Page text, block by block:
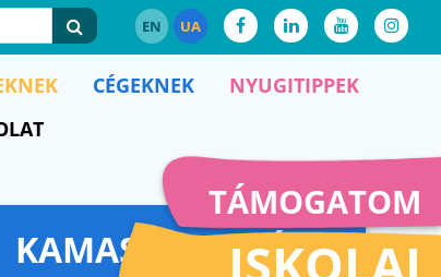
EN UA
TÁMOGATOM
CÉGEKNEK
NYUGITIPPEK
KAMASZFESZKÓ